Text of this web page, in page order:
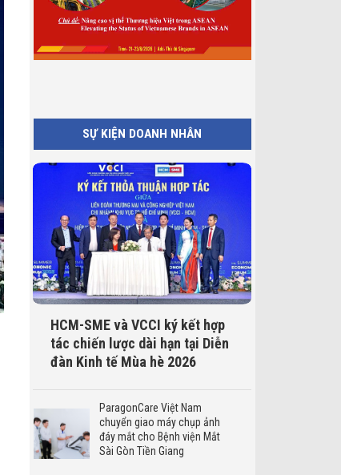
SỰ KIỆN DOANH NHÂN
HCM-SME và VCCI ký kết hợp
tác chiến lược dài hạn tại Diễn
đàn Kinh tế Mùa hè 2026
ParagonCare Việt Nam
chuyển giao máy chụp ảnh
đáy mắt cho Bệnh viện Mắt
Sài Gòn Tiền Giang